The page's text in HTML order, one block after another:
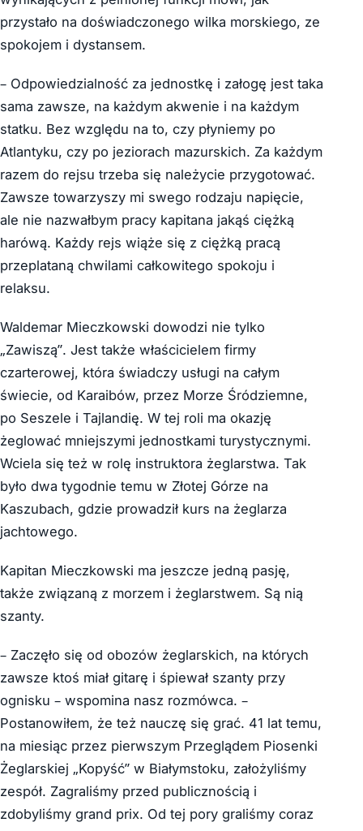
przystało na doświadczonego wilka morskiego, ze
spokojem i dystansem.
– Odpowiedzialność za jednostkę i załogę jest taka
sama zawsze, na każdym akwenie i na każdym
statku. Bez względu na to, czy płyniemy po
Atlantyku, czy po jeziorach mazurskich. Za każdym
razem do rejsu trzeba się należycie przygotować.
Zawsze towarzyszy mi swego rodzaju napięcie,
ale nie nazwałbym pracy kapitana jakąś ciężką
harówą. Każdy rejs wiąże się z ciężką pracą
przeplataną chwilami całkowitego spokoju i
relaksu.
Waldemar Mieczkowski dowodzi nie tylko
„Zawiszą”. Jest także właścicielem firmy
czarterowej, która świadczy usługi na całym
świecie, od Karaibów, przez Morze Śródziemne,
po Seszele i Tajlandię. W tej roli ma okazję
żeglować mniejszymi jednostkami turystycznymi.
Wciela się też w rolę instruktora żeglarstwa. Tak
było dwa tygodnie temu w Złotej Górze na
Kaszubach, gdzie prowadził kurs na żeglarza
jachtowego.
Kapitan Mieczkowski ma jeszcze jedną pasję,
także związaną z morzem i żeglarstwem. Są nią
szanty.
– Zaczęło się od obozów żeglarskich, na których
zawsze ktoś miał gitarę i śpiewał szanty przy
ognisku – wspomina nasz rozmówca. –
Postanowiłem, że też nauczę się grać. 41 lat temu,
na miesiąc przez pierwszym Przeglądem Piosenki
Żeglarskiej „Kopyść” w Białymstoku, założyliśmy
zespół. Zagraliśmy przed publicznością i
zdobyliśmy grand prix. Od tej pory graliśmy coraz